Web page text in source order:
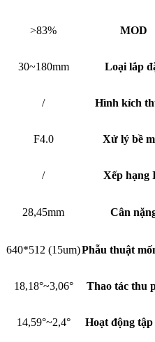
>83% MOD
30~180mm Loại lắp
/ Hình kích
F4.0 Xử lý bề
/ Xếp hạng
28,45mm Cân
640*512 (15um)Phẫu thuật
18,18°~3,06° Thao tác thu
14,59°~2,4° Hoạt động